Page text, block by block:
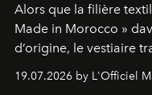
Alors que la filière
Made in Morocco »
d’origine, le vestiaire
révise les proportions
19.07.2026 by L'Officiel